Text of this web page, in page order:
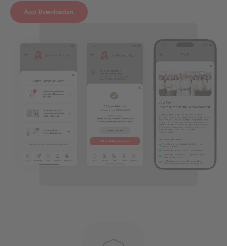
App Downloaden